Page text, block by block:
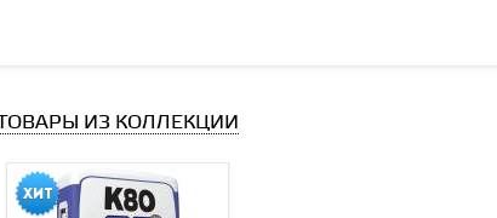
ИЗ КОЛЛЕКЦИИ